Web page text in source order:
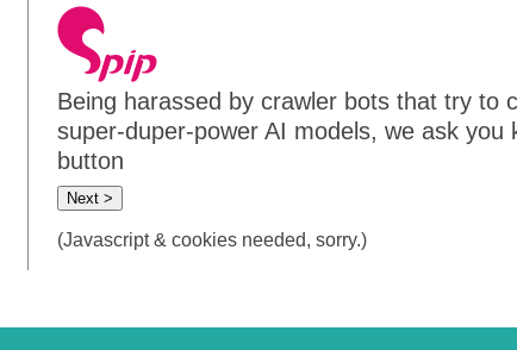
Being harassed by crawler bots that try to
super-duper-power AI models, we ask you
button
Next >
(Javascript & cookies needed, sorry.)